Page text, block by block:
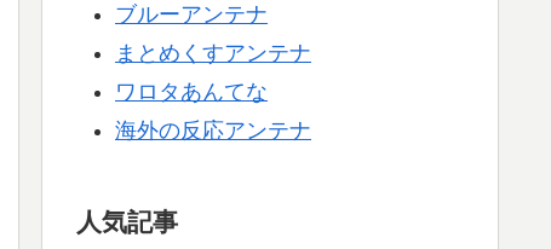
ブルーアンテナ
まとめくすアンテナ
ワロタあんてな
海外の反応アンテナ
人気記事